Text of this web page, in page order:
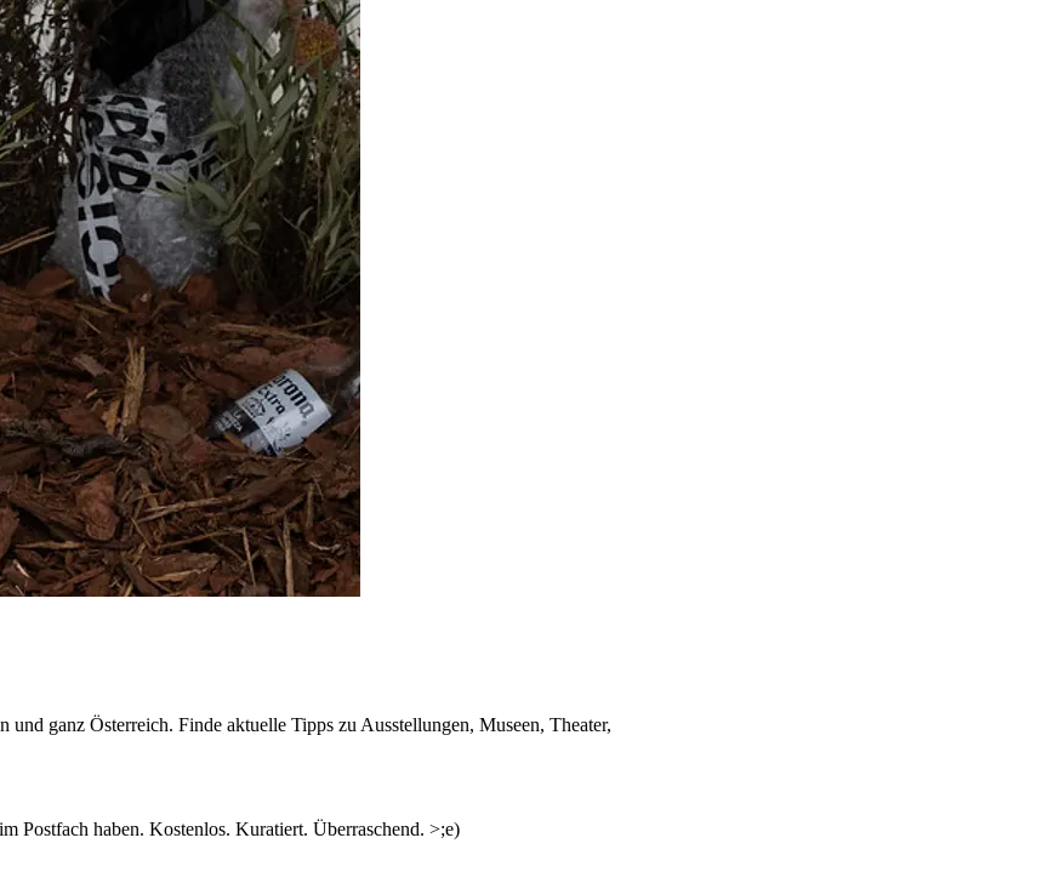
T. Bitzan; Photo: © Apollonia T. Bitzan; Grafik:/Design: Katarina
Marks Gallery
ganz Österreich. Finde aktuelle Tipps zu Ausstellungen, Museen, Theater,
Postfach haben. Kostenlos. Kuratiert. Überraschend. >;e)